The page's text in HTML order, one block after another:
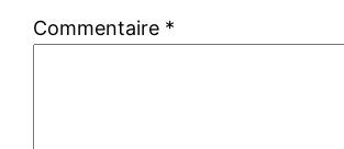
Commentaire *